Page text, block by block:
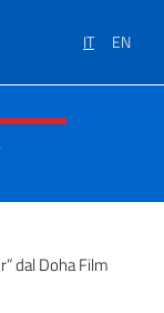
IT EN
menù
dal Doha Film